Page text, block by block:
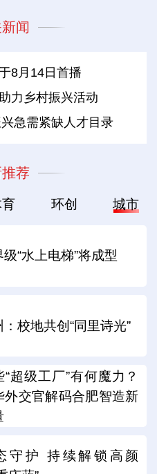
闻
8月14日首播
力乡村振兴活动
急需紧缺人才目录
荐
环创 城市
级“水上电梯”将成型
：校地共创“同里诗光”
“超级工厂”有何魔力？
外交官解码合肥智造新
守护 持续解锁高颜